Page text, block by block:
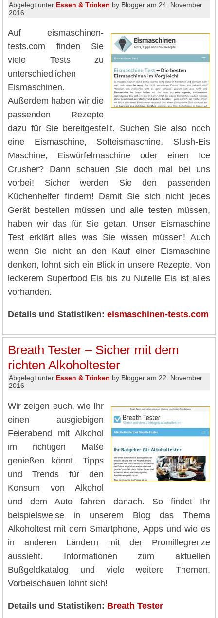
Abgelegt unter Essen & Trinken by Blogger am 24. November
2016
Auf eismaschinen-
tests.com finden Sie
viele Tests zu
unterschiedlichen
Eismaschinen.
Außerdem haben wir die
passenden Rezepte
dazu für Sie bereitgestellt. Suchen Sie also noch
eine Eismaschine, Softeismaschine, Slush-Eis
Maschine, Eiswürfelmaschine oder einen Ice
Crusher? Dann schauen Sie doch mal bei uns
vorbei! Sicher werden Sie den passenden
Küchenhelfer findern! Damit Sie sich nicht jedes
Gerät bestellen müssen und alle testen müssen,
haben wir das für Sie getan. Unser Eismaschine
Test erklärt alles was Sie wissen müssen! Auch
wenn Sie nicht an den Kauf einer Eismaschine
denken, lohnt sich ein Blick in unsere Rezepte. Von
leckerem Superfood Eis bis zu Nutelle Eis ist alles
vorhanden.
Details und Statistiken: eismaschinen-tests.com
Breath Tester – Sicher mit dem
richten Alkoholtester
Abgelegt unter Essen & Trinken by Blogger am 22. November
2016
Wir zeigen euch, wie Ihr
einen ausgiebigen
Feierabend mit Alkohol
im richtigen Maße
genießen könnt. Tipps
und Trends für den
Konsum von Alkohol
und dem Auto fahren danach. So findet Ihr
beispielsweise in unserem Blog das Thema
Alkoholtest mit dem Smartphone, Apps und wie es
in anderen Ländern mit der Promillegrenze
aussieht. Informationen zum aktuellen
Bußgeldkatalog und viele weitere Themen.
Vorbeischauen lohnt sich!
Details und Statistiken: Breath Tester